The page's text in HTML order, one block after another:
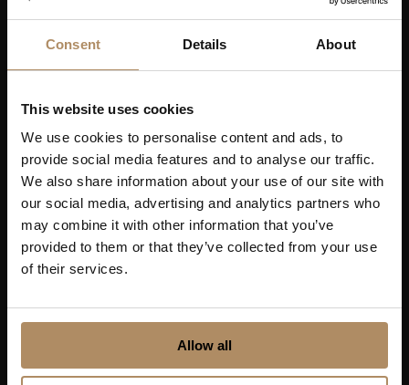
Consent Details About
This website uses cookies
We use cookies to personalise content and ads, to
provide social media features and to analyse our traffic.
We also share information about your use of our site with
our social media, advertising and analytics partners who
may combine it with other information that you’ve
provided to them or that they’ve collected from your use
of their services.
Allow all
Hold deg oppdatert på nyheter, og få spennende
Ved påmelding godkjenner du at De Historiske lagrer
kontaktinformasjonen du gir oss, og at vi sender deg
nyhetsbrev om våre produkter og tjenester. Du kan
oppheve abonnementet når som helst. Hvis du vil ha mer
informasjon om vår praksis for personvern og hvordan vi
forplikter oss til å beskytte ditt personvern, kan du se våre